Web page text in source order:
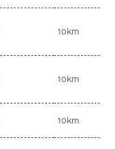
10km
10km
10km